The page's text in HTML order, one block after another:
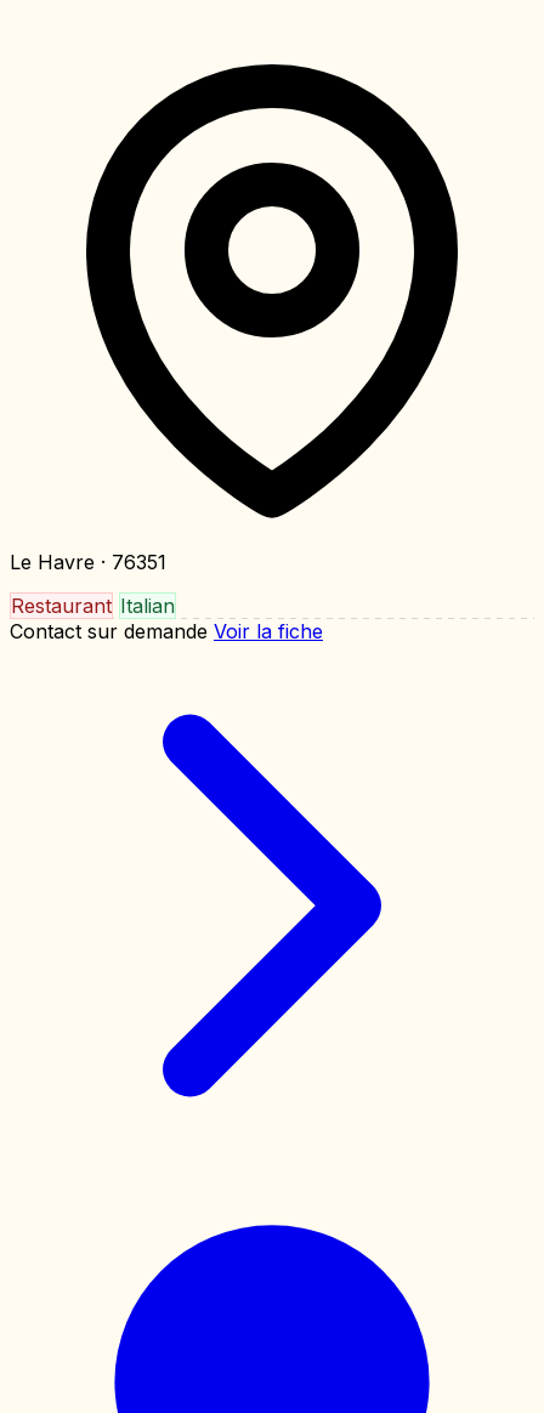
Le Havre · 76351
Restaurant Italian
Contact sur demande Voir la fiche